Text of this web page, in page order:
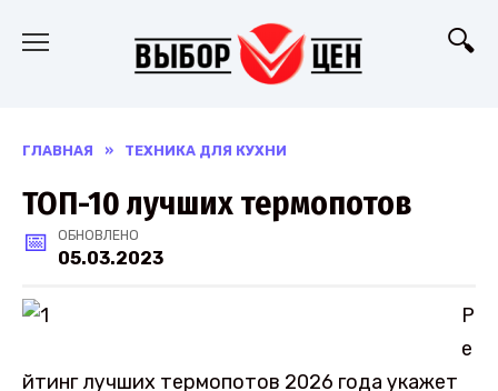
ГЛАВНАЯ » ТЕХНИКА ДЛЯ КУХНИ
ТОП-10 лучших термопотов
ОБНОВЛЕНО
05.03.2023
Р
е
йтинг лучших термопотов 2026 года укажет